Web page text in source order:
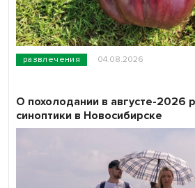
развлечения 04.08.2026
О похолодании в августе-2026
синоптики в Новосибирске